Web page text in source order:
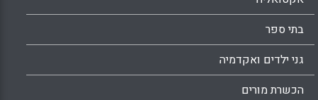
להקל על הדילמה של מורה-המורים המשמש הן
H., & Smith, K.)
WhatsApp
Facebook
Email
X
בתי ספר
גני ילדים ואקדמיה
הכשרת מורים